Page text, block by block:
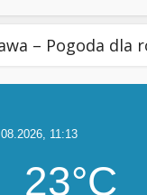
– Pogoda dla